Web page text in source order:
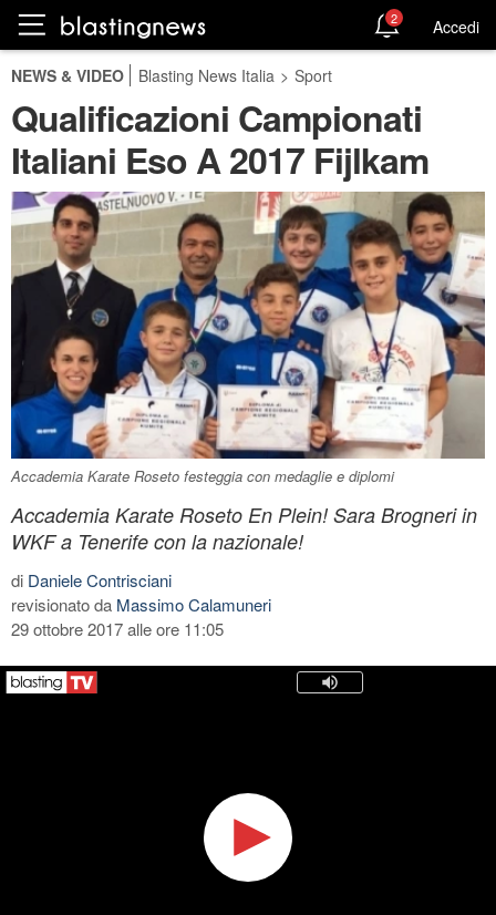
2 Accedi
NEWS & VIDEO Blasting News Italia > Sport
Qualificazioni Campionati
Italiani Eso A 2017 Fijlkam
Accademia Karate Roseto festeggia con medaglie e diplomi
Accademia Karate Roseto En Plein! Sara Brogneri in
WKF a Tenerife con la nazionale!
di Daniele Contrisciani
revisionato da Massimo Calamuneri
29 ottobre 2017 alle ore 11:05